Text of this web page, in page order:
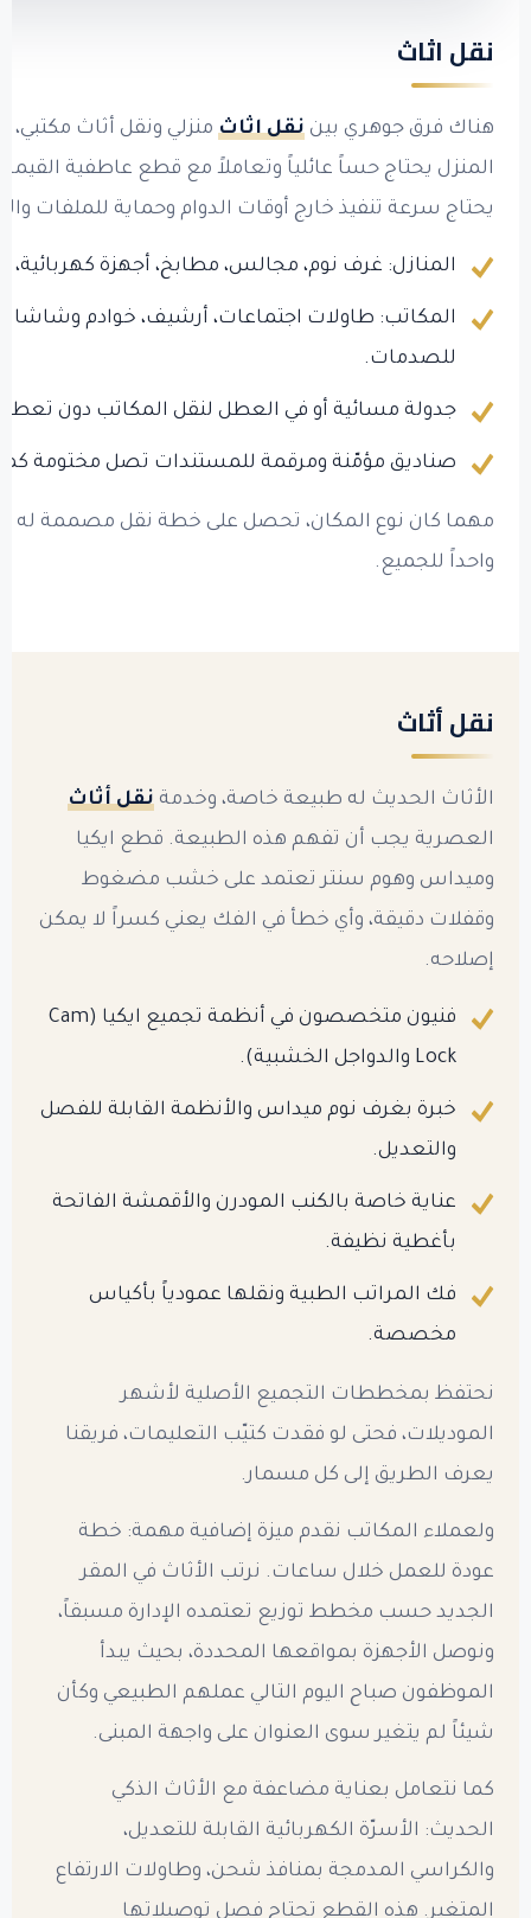
نقل اثاث
هناك فرق جوهري بيننقل اثاث منزلي ونقل أثاث مكتبي،
المنزل يحتاج حساً عائلياً وتعاملاً مع قطع عاطفية
يحتاج سرعة تنفيذ خارج أوقات الدوام وحماية للملفات
المنازل: غرف نوم، مجالس، مطابخ، أجهزة
المكاتب: طاولات اجتماعات، أرشيف، خوادم
للصدمات.
جدولة مسائية أو في العطل لنقل المكاتب دون
صناديق مؤمّنة ومرقمة للمستندات تصل مختومة
مهما كان نوع المكان، تحصل على خطة نقل مصممة له
واحداً للجميع.
نقل أثاث
الأثاث الحديث له طبيعة خاصة، وخدمةنقل أثاث
العصرية يجب أن تفهم هذه الطبيعة. قطع ايكيا
وميداس وهوم سنتر تعتمد على خشب مضغوط
وقفلات دقيقة، وأي خطأ في الفك يعني كسراً لا يمكن
إصلاحه.
فنيون متخصصون في أنظمة تجميع ايكيا (Cam
Lock والدواجل الخشبية).
خبرة بغرف نوم ميداس والأنظمة القابلة للفصل
والتعديل.
عناية خاصة بالكنب المودرن والأقمشة الفاتحة
بأغطية نظيفة.
فك المراتب الطبية ونقلها عمودياً بأكياس
مخصصة.
نحتفظ بمخططات التجميع الأصلية لأشهر
الموديلات، فحتى لو فقدت كتيّب التعليمات، فريقنا
يعرف الطريق إلى كل مسمار.
ولعملاء المكاتب نقدم ميزة إضافية مهمة: خطة
عودة للعمل خلال ساعات. نرتب الأثاث في المقر
الجديد حسب مخطط توزيع تعتمده الإدارة مسبقاً،
ونوصل الأجهزة بمواقعها المحددة، بحيث يبدأ
الموظفون صباح اليوم التالي عملهم الطبيعي وكأن
شيئاً لم يتغير سوى العنوان على واجهة المبنى.
كما نتعامل بعناية مضاعفة مع الأثاث الذكي
الحديث: الأسرّة الكهربائية القابلة للتعديل،
والكراسي المدمجة بمنافذ شحن، وطاولات الارتفاع
المتغير. هذه القطع تحتاج فصل توصيلاتها